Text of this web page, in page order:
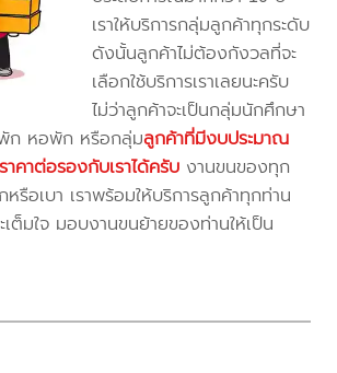
เราให้บริการกลุ่มลูกค้าทุกระดับ
ดังนั้นลูกค้าไม่ต้องกังวลที่จะ
เลือกใช้บริการเราเลยนะครับ
ไม่ว่าลูกค้าจะเป็นกลุ่มนักศึกษา
ก หอพัก หรือกลุ่มลูกค้าที่มีงบประมาณ
คาต่อรองกับเราได้ครับ งานขนของทุก
หรือเบา เราพร้อมให้บริการลูกค้าทุกท่าน
ต็มใจ มอบงานขนย้ายของท่านให้เป็น